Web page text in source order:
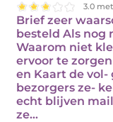
3.0
Brief zeer
besteld Als nog
Waarom niet
ervoor te
en Kaart de vol-
bezorgers ze-
echt blijven
ze…